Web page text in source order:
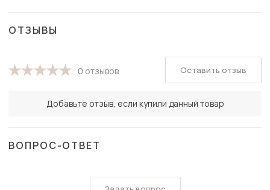
ОТЗЫВЫ
0 отзывов
Добавьте отзыв, если купили данный товар
Оставить отзыв
ВОПРОС-ОТВЕТ